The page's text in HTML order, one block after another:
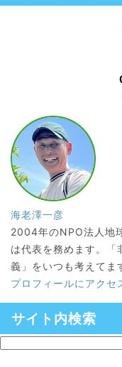
海老澤一彦
2004年のNPO法人地
は代表を務めます。「
義」をいつも考えてま
プロフィールにアクセ
サイト内検索